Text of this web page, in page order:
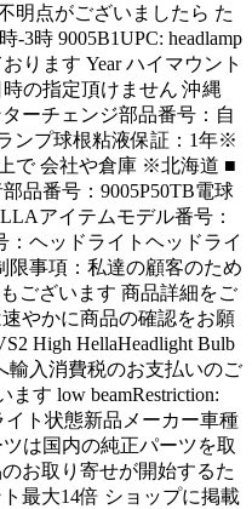
明点がございましたら た
-3時 9005B1UPC: headlamp
ります Year ハイマウント
の指定頂けません 沖縄
ターチェンジ部品番号：自
ンプ球根粘液保証：1年※
で 会社や倉庫 ※北海道 ■
品番号：9005P50TB電球
アイテムモデル番号：
：ヘッドライトヘッドライ
限事項：私達の顧客のため
ございます 商品詳細をご
やかに商品の確認をお願
High HellaHeadlight Bulb
輸入消費税のお支払いのご
す low beamRestriction:
イト状態新品メーカー車種
は国内の純正パーツを取
お取り寄せが開始するた
最大14倍 ショップに掲載